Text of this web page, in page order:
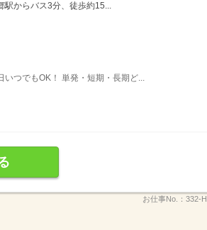
からバス3分、徒歩約15...
つでもOK！ 単発・短期・長期ど...
お仕事No.： 332-